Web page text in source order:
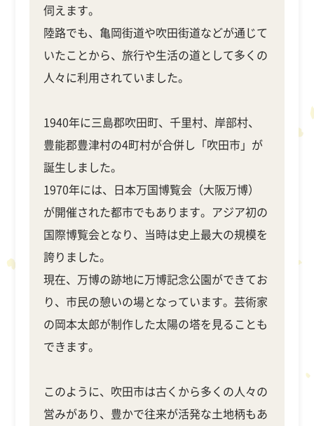
伺えます。
陸路でも、亀岡街道や吹田街道などが通じて
いたことから、旅行や生活の道として多くの
人々に利用されていました。
1940年に三島郡吹田町、千里村、岸部村、
豊能郡豊津村の4町村が合併し「吹田市」が
誕生しました。
1970年には、日本万国博覧会（大阪万博）
が開催された都市でもあります。アジア初の
国際博覧会となり、当時は史上最大の規模を
誇りました。
現在、万博の跡地に万博記念公園ができてお
り、市民の憩いの場となっています。芸術家
の岡本太郎が制作した太陽の塔を見ることも
できます。
このように、吹田市は古くから多くの人々の
営みがあり、豊かで往来が活発な土地柄もあ